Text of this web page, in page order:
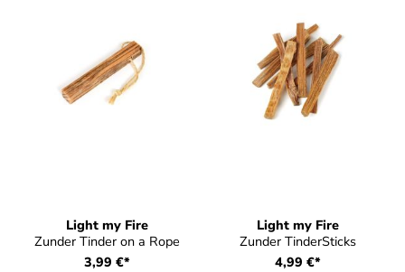
Light my Fire
Zunder Tinder on a Rope
3,99 €*
Light my Fire
Zunder TinderSticks
4,99 €*